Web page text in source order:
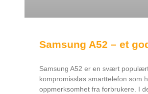
Samsung A52 – et
Samsung A52 er en svært
kompromissløs smarttelefon som
oppmerksomhet fra forbrukere. I